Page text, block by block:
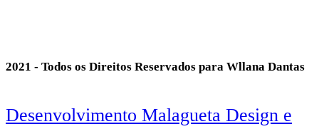
2021 - Todos os Direitos Reservados para Wllana Dantas
Desenvolvimento Malagueta Design e